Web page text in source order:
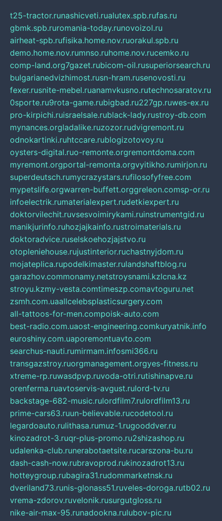
t25-tractor.runashicveti.rualutex.spb.rufas.ru
gbmk.spb.ruromania-today.runovoizol.ru
airheat-spb.rufisika.home.nov.ruorakul.spb.ru
demo.home.nov.rumnso.ruhome.nov.rucemko.ru
comp-land.org7gazet.rubicom-oil.rusuperiorsearch.ru
bulgarianedvizhimost.rusn-hram.rusenovosti.ru
fexer.rusnite-mebel.ruanamvkusno.rutechnosaratov.ru
0sporte.ru9rota-game.rubigbad.ru227gp.ruwes-ex.ru
pro-kirpichi.ruisraelsale.rublack-lady.rustroy-db.com
mynances.orgladalike.ruzozor.rudvigremont.ru
odnokartinki.ruhtccare.rublogizotovoy.ru
oysters-digital.ruo-remonte.orgremontdoma.com
myremont.orgportal-remonta.orgvyitikho.rumirjon.ru
superdeutsch.rumycrazystars.rufilosofyfree.com
mypetslife.orgwarren-buffett.orggreleon.comsp-or.ru
infoelectrik.rumaterialexpert.rudetkiexpert.ru
doktorvilechit.ruvsesvoimirykami.ruinstrumentgid.ru
manikjurinfo.ruhozjajkainfo.rustroimaterials.ru
doktoradvice.ruselskoehozjajstvo.ru
otopleniehouse.rujustinterior.ruchastnyjdom.ru
mojateplica.rupodelkimaster.rulandshaftblog.ru
garazhov.commonamy.netstroysnami.kzlcna.kz
stroyu.kzmy-vesta.comtimeszp.comavtoguru.net
zsmh.com.uaallcelebsplasticsurgery.com
all-tattoos-for-men.compoisk-auto.com
best-radio.com.uaost-engineering.comkuryatnik.info
euroshiny.com.uaporemontuavto.com
searchus-nauti.rumirmam.infosmi366.ru
transgazstroy.ruorgmanagement.orgyes-fitness.ru
xtreme-rp.ruwasdpvp.ruvoda-otri.rutishinapve.ru
orenferma.ruavtoservis-avgust.rulord-tv.ru
backstage-682-music.rulordfilm7.rulordfilm13.ru
prime-cars63.ruun-believable.rucodetool.ru
legardoauto.rulithasa.rumuz-1.rugooddver.ru
kinozadrot-3.ruqr-plus-promo.ru2shizashop.ru
udalenka-club.runerabotaetsite.rucarszona-bu.ru
dash-cash-now.rubravoprod.rukinozadrot13.ru
hotteygroup.rubagira31.rudommarketnsk.ru
dveriland73.runis-glonass51.ruveles-doroga.rutb02.ru
vrema-zdorov.ruvelonik.rusurgutgloss.ru
nike-air-max-95.runadookna.rulubov-pic.ru